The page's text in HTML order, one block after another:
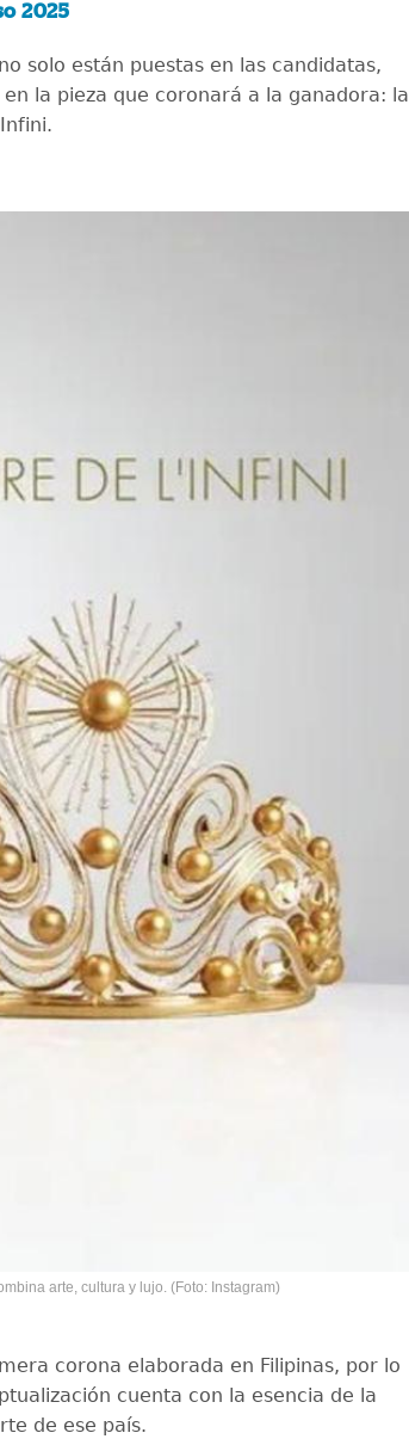
2025
solo están puestas en las candidatas,
la pieza que coronará a la ganadora: la
arte, cultura y lujo. (Foto: Instagram)
corona elaborada en Filipinas, por lo
cuenta con la esencia de la
de ese país.